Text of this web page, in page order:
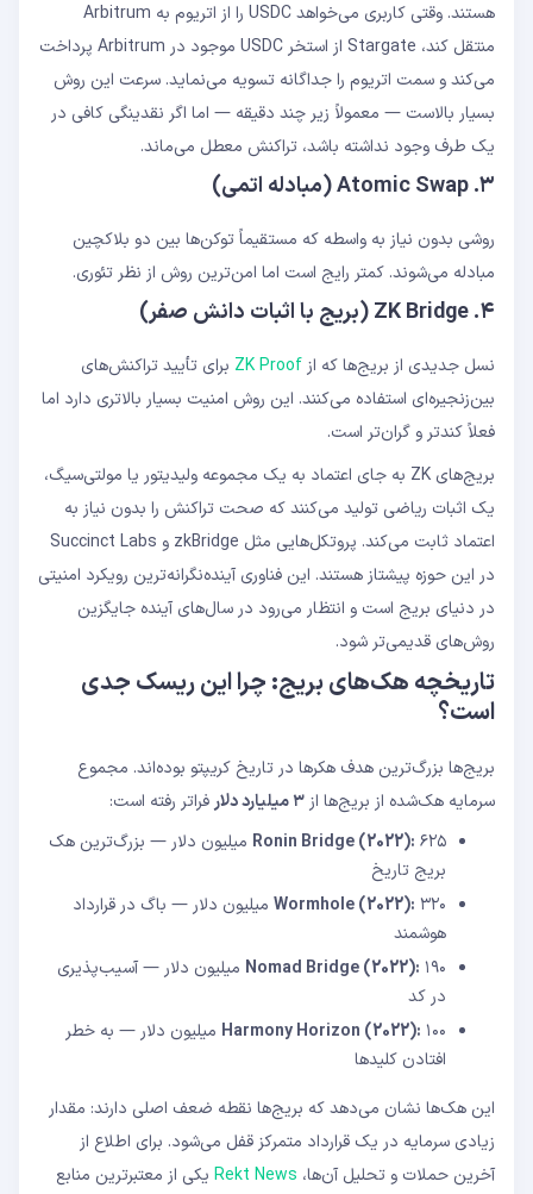
هستند. وقتی کاربری می‌خواهد USDC را از اتریوم به Arbitrum
منتقل کند، Stargate از استخر USDC موجود در Arbitrum پرداخت
می‌کند و سمت اتریوم را جداگانه تسویه می‌نماید. سرعت این روش
بسیار بالاست — معمولاً زیر چند دقیقه — اما اگر نقدینگی کافی در
یک طرف وجود نداشته باشد، تراکنش معطل می‌ماند.
۳. Atomic Swap (مبادله اتمی)
روشی بدون نیاز به واسطه که مستقیماً توکن‌ها بین دو بلاکچین
مبادله می‌شوند. کمتر رایج است اما امن‌ترین روش از نظر تئوری.
۴. ZK Bridge (بریج با اثبات دانش صفر)
نسل جدیدی از بریج‌ها که از ZK Proof برای تأیید تراکنش‌های
بین‌زنجیره‌ای استفاده می‌کنند. این روش امنیت بسیار بالاتری دارد اما
فعلاً کندتر و گران‌تر است.
بریج‌های ZK به جای اعتماد به یک مجموعه ولیدیتور یا مولتی‌سیگ،
یک اثبات ریاضی تولید می‌کنند که صحت تراکنش را بدون نیاز به
اعتماد ثابت می‌کند. پروتکل‌هایی مثل zkBridge و Succinct Labs
در این حوزه پیشتاز هستند. این فناوری آینده‌نگرانه‌ترین رویکرد امنیتی
در دنیای بریج است و انتظار می‌رود در سال‌های آینده جایگزین
روش‌های قدیمی‌تر شود.
تاریخچه هک‌های بریج: چرا این ریسک جدی
است؟
بریج‌ها بزرگ‌ترین هدف هکرها در تاریخ کریپتو بوده‌اند. مجموع
سرمایه هک‌شده از بریج‌ها از ۳ میلیارد دلار
فراتر رفته است:
Ronin Bridge (2022): ۶۲۵ میلیون دلار — بزرگ‌ترین هک
بریج تاریخ
Wormhole (2022): ۳۲۰ میلیون دلار — باگ در قرارداد
هوشمند
Nomad Bridge (2022): ۱۹۰ میلیون دلار — آسیب‌پذیری
در کد
Harmony Horizon (2022): ۱۰۰ میلیون دلار — به خطر
افتادن کلیدها
این هک‌ها نشان می‌دهد که بریج‌ها نقطه ضعف اصلی دارند: مقدار
زیادی سرمایه در یک قرارداد متمرکز قفل می‌شود. برای اطلاع از
آخرین حملات و تحلیل آن‌ها، Rekt News یکی از معتبرترین منابع